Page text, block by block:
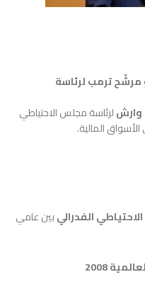
ترمب لرئاسة
لرئاسة مجلس الاحتياطي
المالية.
الفدراليبين عامي
2008